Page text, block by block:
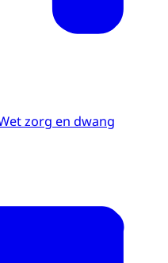
zorg en dwang